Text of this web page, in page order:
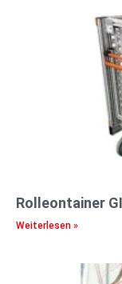
Rolleontainer
Weiterlesen »